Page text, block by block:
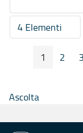
4 Elementi
Per
PaginaPagina
1 2 3
Ascolta